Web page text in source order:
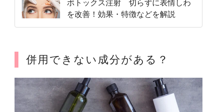
ボトックス注射 切らずに表情しわ
を改善！効果・特徴などを解説
併用できない成分がある？